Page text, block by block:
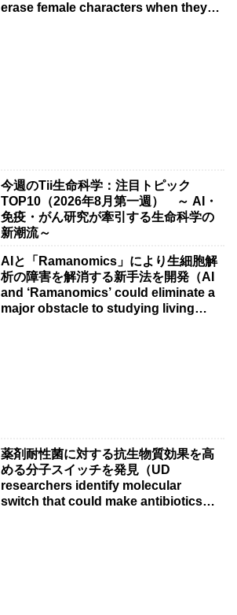
erase female characters when they
今週のTii生命科学：注目トピック
TOP10（2026年8月第一週） ～ AI・
免疫・がん研究が牽引する生命科学の
新潮流～
AIと「Ramanomics」により生細胞解
析の障害を解消する新手法を開発（AI
and ‘Ramanomics’ could eliminate a
major obstacle to studying living
薬剤耐性菌に対する抗生物質効果を高
める分子スイッチを発見（UD
researchers identify molecular
switch that could make antibiotics